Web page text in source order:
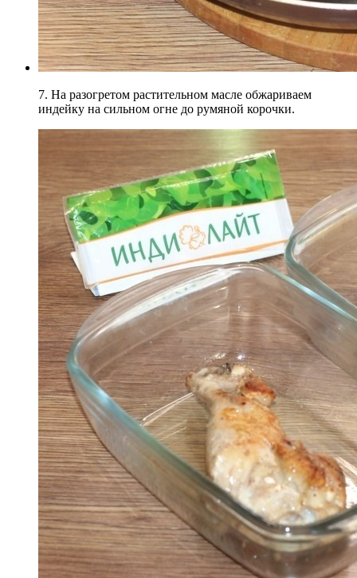
7. На разогретом растительном масле обжариваем
индейку на сильном огне до румяной корочки.